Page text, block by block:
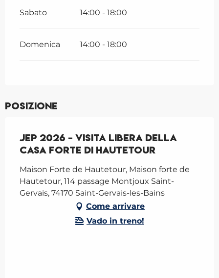
Sabato 14:00 - 18:00
Domenica 14:00 - 18:00
Posizione
JEP 2026 - Visita libera della
Casa forte di Hautetour
Maison Forte de Hautetour, Maison forte de
Hautetour, 114 passage Montjoux Saint-
Gervais, 74170 Saint-Gervais-les-Bains
Come arrivare
Vado in treno!